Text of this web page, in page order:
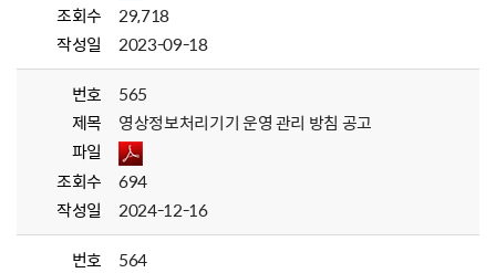
조회수
29,718
작성일
2023-09-18
번호
565
제목
영상정보처리기기 운영 관리 방침 공고
파일
조회수
694
작성일
2024-12-16
번호
564